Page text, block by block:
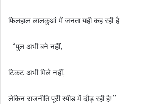
फिलहाल लालकुआं में जनता यही कह रही है—
“पुल अभी बने नहीं,
टिकट अभी मिले नहीं,
लेकिन राजनीति पूरी स्पीड में दौड़ रही है!”